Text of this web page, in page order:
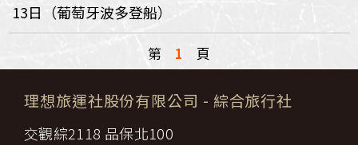
13日（葡萄牙波多登船）
第 1 頁
理想旅運社股份有限公司 - 綜合旅行社
交觀綜2118 品保北100